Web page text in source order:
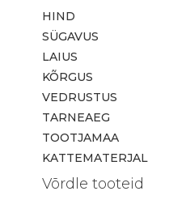
HIND
SÜGAVUS
LAIUS
KÕRGUS
VEDRUSTUS
TARNEAEG
TOOTJAMAA
KATTEMATERJAL
Võrdle tooteid